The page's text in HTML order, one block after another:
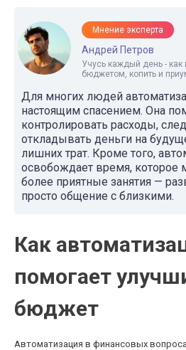
Мнение эксперта
Андрей Петров
Учусь каждый день - как
бюджетом, копить и
Для многих людей
настоящим спасением. Она
контролировать расходы,
откладывать деньги на
лишних трат. Кроме того,
освобождает время, которое
более приятные занятия —
просто общение с близкими.
Как
помогает
бюджет
Автоматизация в финансовых